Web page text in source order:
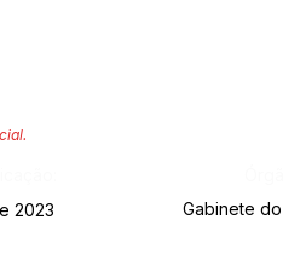
2023 Gabinete